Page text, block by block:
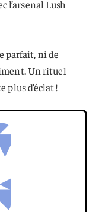
l’arsenal Lush
parfait, ni de
Un rituel
plus d’éclat !